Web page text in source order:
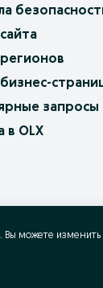
запросы
в OLX
Вы можете